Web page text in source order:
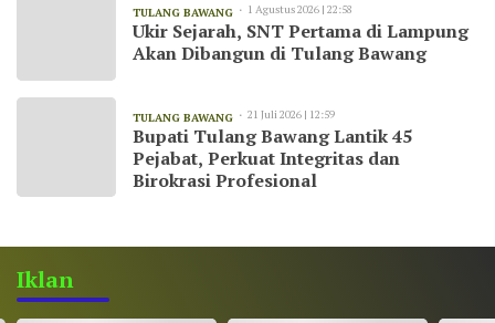
TULANG BAWANG 1 Agustus 2026 | 22:58
Ukir Sejarah, SNT Pertama di Lampung
Akan Dibangun di Tulang Bawang
TULANG BAWANG 21 Juli 2026 | 12:59
Bupati Tulang Bawang Lantik 45
Pejabat, Perkuat Integritas dan
Birokrasi Profesional
Iklan